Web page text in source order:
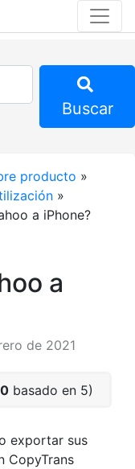
Buscar
producto »
»
a iPhone?
a
de 2021
basado en 5)
exportar sus
CopyTrans